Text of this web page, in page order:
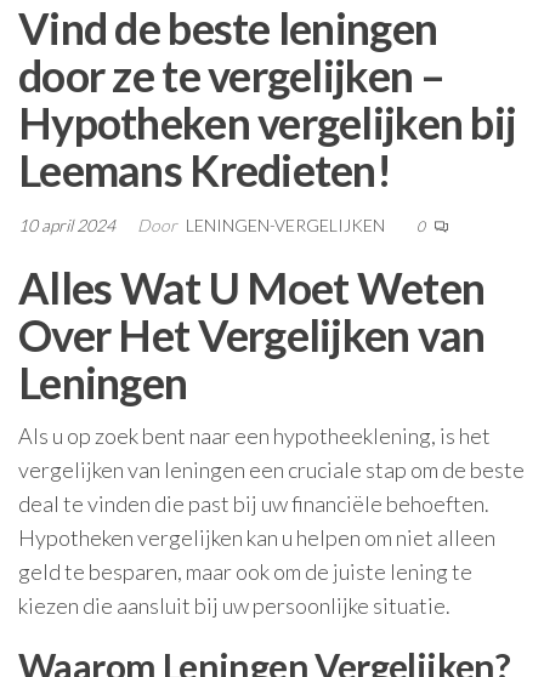
Vind de beste leningen
door ze te vergelijken –
Hypotheken vergelijken bij
Leemans Kredieten!
10 april 2024 Door LENINGEN-VERGELIJKEN 0
Alles Wat U Moet Weten
Over Het Vergelijken van
Leningen
Als u op zoek bent naar een hypotheeklening, is het
vergelijken van leningen een cruciale stap om de beste
deal te vinden die past bij uw financiële behoeften.
Hypotheken vergelijken kan u helpen om niet alleen
geld te besparen, maar ook om de juiste lening te
kiezen die aansluit bij uw persoonlijke situatie.
Waarom Leningen Vergelijken?